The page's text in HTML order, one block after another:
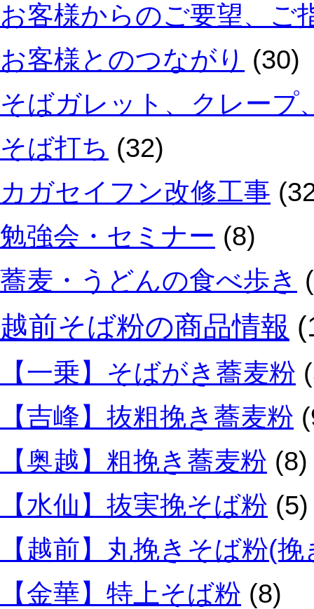
お客様からのご要望、ご
お客様とのつながり (30)
そばガレット、クレープ
そば打ち (32)
カガセイフン改修工事
勉強会・セミナー (8)
蕎麦・うどんの食べ歩き
越前そば粉の商品情報
【一乗】そばがき蕎麦粉
【吉峰】抜粗挽き蕎麦粉
【奥越】粗挽き蕎麦粉 (8)
【水仙】抜実挽そば粉 (5)
【越前】丸挽きそば粉(
【金華】特上そば粉 (8)